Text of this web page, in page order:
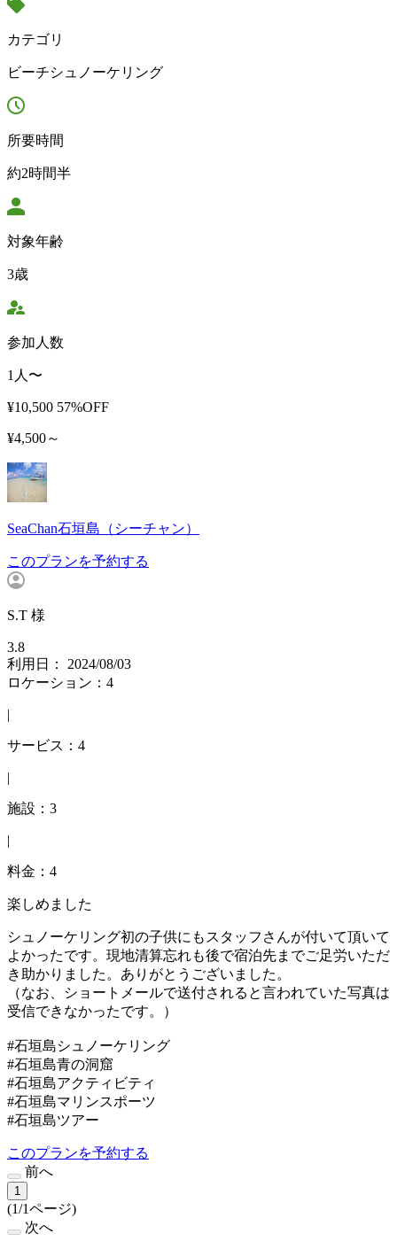
カテゴリ
ビーチシュノーケリング
所要時間
約2時間半
対象年齢
3歳
参加人数
1人〜
¥10,500 57%OFF
¥4,500～
SeaChan石垣島（シーチャン）
このプランを予約する
S.T 様
3.8
利用日： 2024/08/03
ロケーション：4
|
サービス：4
|
施設：3
|
料金：4
楽しめました
シュノーケリング初の子供にもスタッフさんが付いて頂いて
よかったです。現地清算忘れも後で宿泊先までご足労いただ
き助かりました。ありがとうございました。
（なお、ショートメールで送付されると言われていた写真は
受信できなかったです。）
#石垣島シュノーケリング
#石垣島青の洞窟
#石垣島アクティビティ
#石垣島マリンスポーツ
#石垣島ツアー
このプランを予約する
前へ
1
(1/1ページ)
次へ